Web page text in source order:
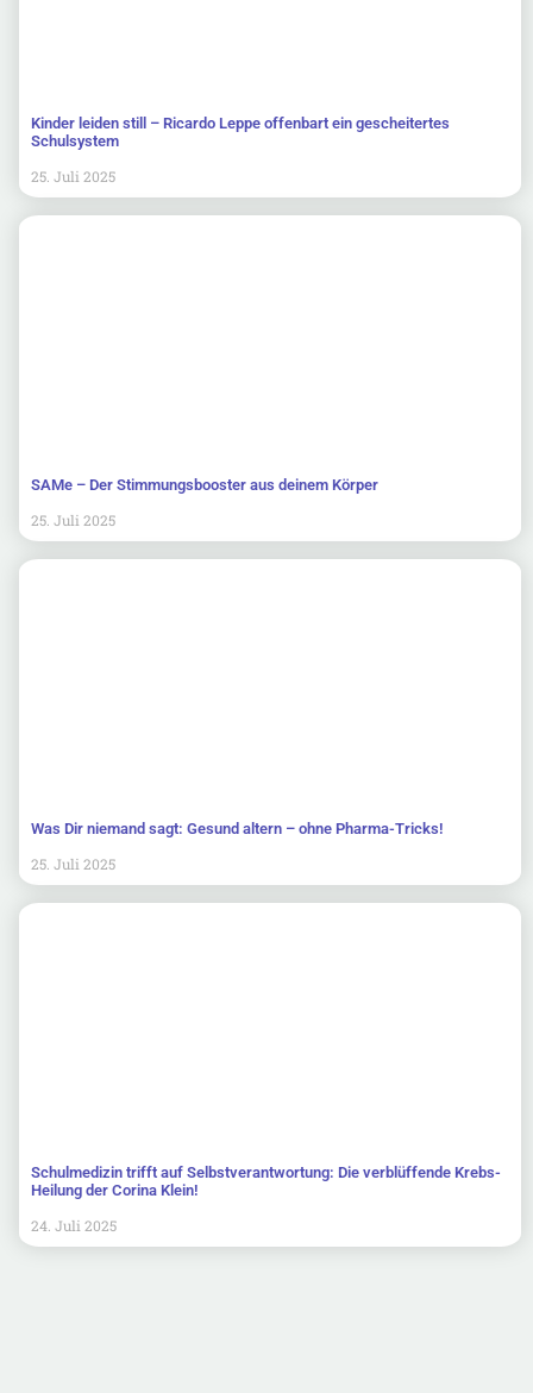
Kinder leiden still – Ricardo Leppe offenbart ein gescheitertes
Schulsystem
25. Juli 2025
SAMe – Der Stimmungsbooster aus deinem Körper
25. Juli 2025
Was Dir niemand sagt: Gesund altern – ohne Pharma-Tricks!
25. Juli 2025
Schulmedizin trifft auf Selbstverantwortung: Die verblüffende Krebs-
Heilung der Corina Klein!
24. Juli 2025